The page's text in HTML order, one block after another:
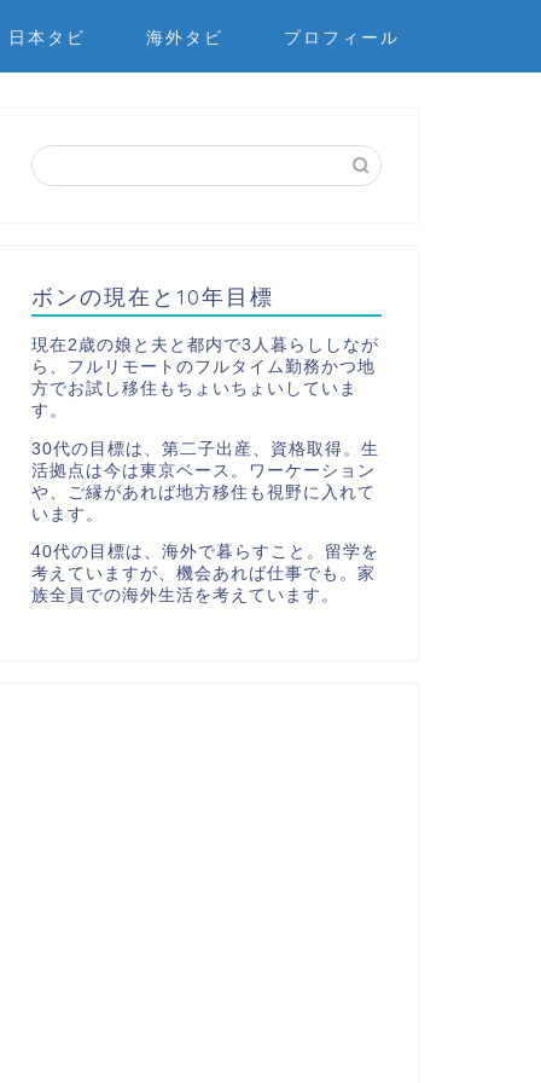
日本タビ 海外タビ プロフィール
ボンの現在と10年目標
現在2歳の娘と夫と都内で3人暮らししなが
ら、フルリモートのフルタイム勤務かつ地
方でお試し移住もちょいちょいしていま
す。
30代の目標は、第二子出産、資格取得。生
活拠点は今は東京ベース。ワーケーション
や、ご縁があれば地方移住も視野に入れて
います。
40代の目標は、海外で暮らすこと。留学を
考えていますが、機会あれば仕事でも。家
族全員での海外生活を考えています。